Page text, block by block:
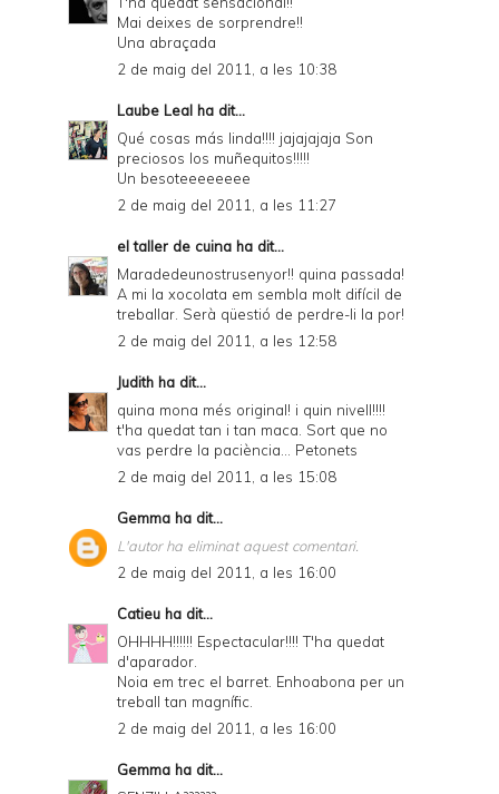
Mai deixes de sorprendre!!
Una abraçada
2 de maig del 2011, a les 10:38
Laube Leal ha dit...
Qué cosas más linda!!!! jajajajaja Son
preciosos los muñequitos!!!!!
Un besoteeeeeeee
2 de maig del 2011, a les 11:27
el taller de cuina ha dit...
Maradedeunostrusenyor!! quina passada!
A mi la xocolata em sembla molt difícil de
treballar. Serà qüestió de perdre-li la por!
2 de maig del 2011, a les 12:58
Judith ha dit...
quina mona més original! i quin nivell!!!!
t'ha quedat tan i tan maca. Sort que no
vas perdre la paciència... Petonets
2 de maig del 2011, a les 15:08
Gemma ha dit...
L'autor ha eliminat aquest comentari.
2 de maig del 2011, a les 16:00
Catieu ha dit...
OHHHH!!!!!! Espectacular!!!! T'ha quedat
d'aparador.
Noia em trec el barret. Enhoabona per un
treball tan magnífic.
2 de maig del 2011, a les 16:00
Gemma ha dit...